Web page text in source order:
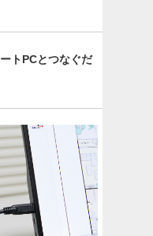
トPCとつなぐだ